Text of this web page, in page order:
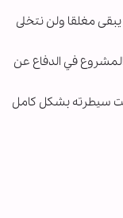
مغلقا ولن نتخلى
في الدفاع عن
سيطرته بشكل كامل